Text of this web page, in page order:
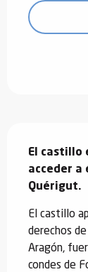
El castillo
acceder a
Quérigut.
El castillo
derechos
Aragón,
condes de